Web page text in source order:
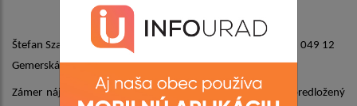
Žiadateľ/Nájomca
Štefan Szabari, dátum narodenia:
, trvale bytom 049 12
Gemerská Hôrka č. 250.
Zámer nájmu vyššie uvedenej nehnuteľnosti obce bude predložený